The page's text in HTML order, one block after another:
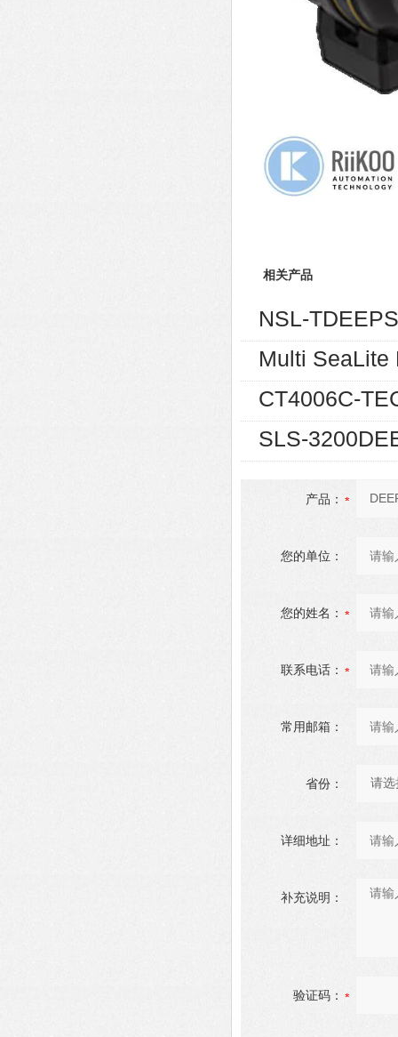
相关产品
NSL-
Multi SeaLite
CT4006C-
SLS-
产品：
您的单位：
您的姓名：
联系电话：
常用邮箱：
省份：
详细地址：
补充说明：
验证码：